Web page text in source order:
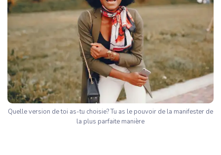
Quelle version de toi as-tu choisie? Tu as le pouvoir de la manifester de
la plus parfaite manière